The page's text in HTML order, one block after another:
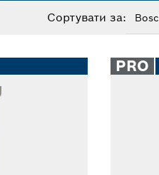
Сортувати за:
closed
PRO